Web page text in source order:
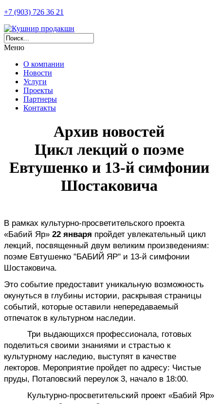
+7 (903) 726 36 21
Меню
О компании
Новости
Услуги
Проекты
Партнеры
Контакты
Архив новостей
Цикл лекций о поэме
Евтушенко и 13-й симфонии
Шостаковича
В рамках культурно-просветительского проекта
«Бабий Яр» 22 января пройдет увлекательный цикл
лекций, посвященный двум великим произведениям:
поэме Евтушенко "БАБИЙ ЯР" и 13-й симфонии
Шостаковича.
Это событие предоставит уникальную возможность
окунуться в глубины истории, раскрывая страницы
событий, которые оставили непередаваемый
отпечаток в культурном наследии.
Три выдающихся профессионала, готовых
поделиться своими знаниями и страстью к
культурному наследию, выступят в качестве
лекторов. Мероприятие пройдет по адресу: Чистые
пруды, Потаповский переулок 3, начало в 18:00.
Культурно-просветительский проект «Бабий Яр»